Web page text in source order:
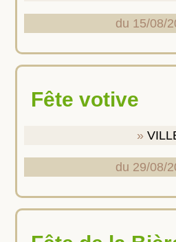
du 15/08/
Fête votive
du 29/08/